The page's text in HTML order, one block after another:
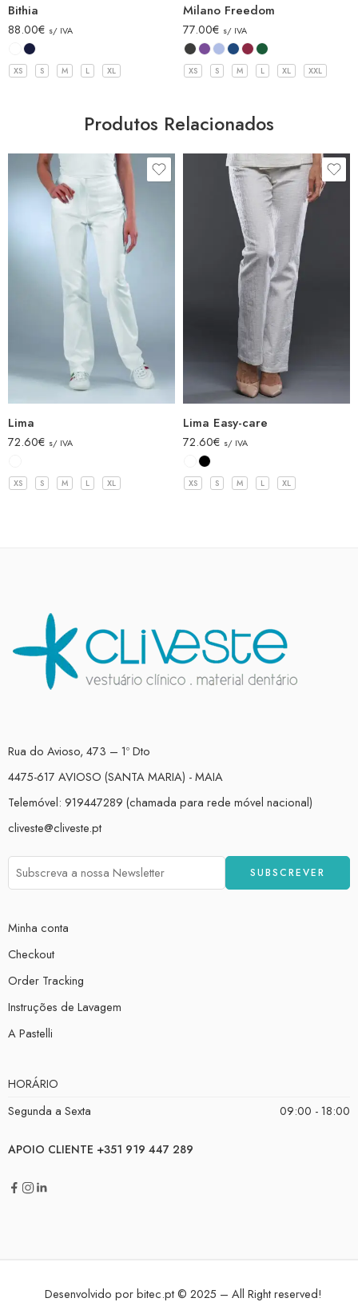
Bithia
88.00€ s/ IVA
XS S M L XL
Milano Freedom
77.00€ s/ IVA
XS S M L XL XXL
Produtos Relacionados
Lima
72.60€ s/ IVA
XS S M L XL
Lima Easy-care
72.60€ s/ IVA
XS S M L XL
Rua do Avioso, 473 – 1º Dto
4475-617 AVIOSO (SANTA MARIA) - MAIA
Telemóvel: 919447289 (chamada para rede móvel nacional)
cliveste@cliveste.pt
Minha conta
Checkout
Order Tracking
Instruções de Lavagem
A Pastelli
HORÁRIO
Segunda a Sexta
09:00 - 18:00
APOIO CLIENTE +351 919 447 289
Desenvolvido porbitec.pt© 2025 – All Right reserved!